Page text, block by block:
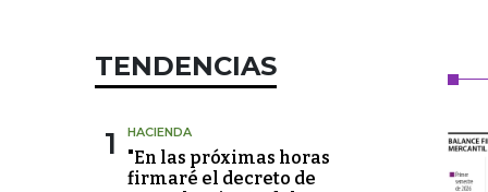
TENDENCIAS
1 HACIENDA
"En las próximas horas
firmaré el decreto de